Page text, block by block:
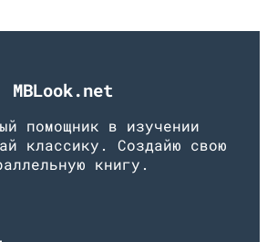
MBLook.net
помощник в изучении
классику. Создайю свою
книгу.